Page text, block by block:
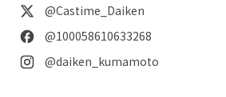
@Castime_Daiken
@100058610633268
@daiken_kumamoto